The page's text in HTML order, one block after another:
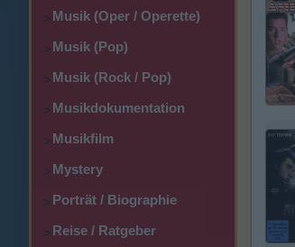
>Musik (Oper / Operette)
>Musik (Pop)
>Musik (Rock / Pop)
>Musikdokumentation
>Musikfilm
>Mystery
>Porträt / Biographie
>Reise / Ratgeber